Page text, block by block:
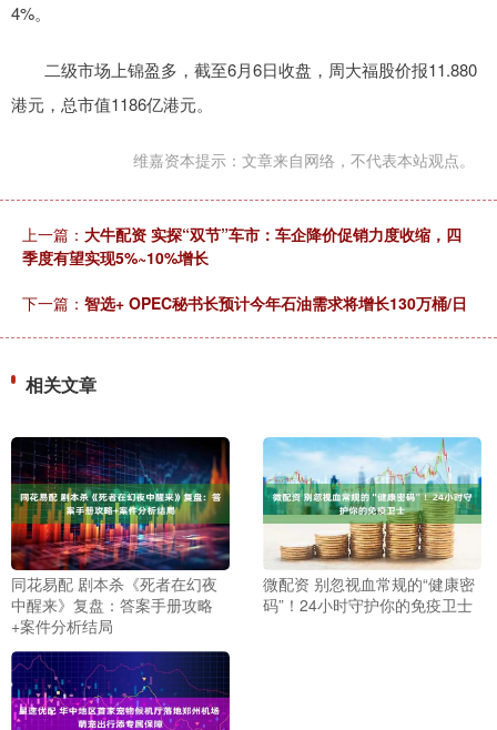
4%。
二级市场上锦盈多，截至6月6日收盘，周大福股价报11.880
港元，总市值1186亿港元。
维嘉资本提示：文章来自网络，不代表本站观点。
上一篇： 大牛配资 实探“双节”车市：车企降价促销力度收缩，四
季度有望实现5%~10%增长
下一篇： 智选+ OPEC秘书长预计今年石油需求将增长130万桶/日
相关文章
同花易配 剧本杀《死者在幻夜
中醒来》复盘：答案手册攻略
+案件分析结局
微配资 别忽视血常规的“健康密
码”！24小时守护你的免疫卫士